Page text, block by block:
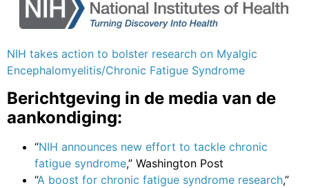
NIH takes action to bolster research on Myalgic
Encephalomyelitis/Chronic Fatigue Syndrome
Berichtgeving in de media van de
aankondiging:
“NIH announces new effort to tackle chronic
fatigue syndrome,” Washington Post
“A boost for chronic fatigue syndrome research,”